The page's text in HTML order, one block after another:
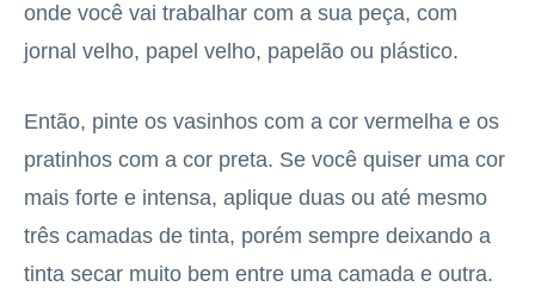
onde você vai trabalhar com a sua peça, com
jornal velho, papel velho, papelão ou plástico.
Então, pinte os vasinhos com a cor vermelha e os
pratinhos com a cor preta. Se você quiser uma cor
mais forte e intensa, aplique duas ou até mesmo
três camadas de tinta, porém sempre deixando a
tinta secar muito bem entre uma camada e outra.